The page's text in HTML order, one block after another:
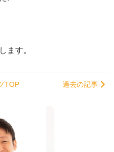
ます。
TOP 過去の記事